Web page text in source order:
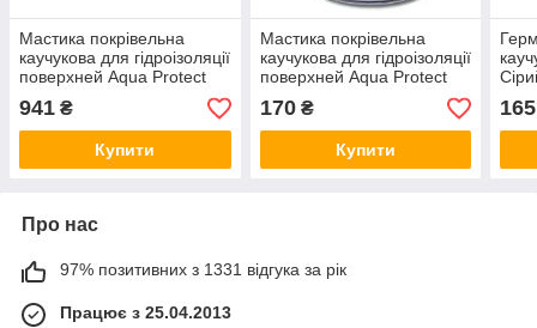
Мастика покрівельна
каучукова для гідроізоляції
поверхней Aqua Protect
5кг СТК Україна
941 ₴
Купити
Мастика покрівельна
каучукова для гідроізоляції
поверхней Aqua Protect
0,8кг СТК Україна
170₴
Купити
165
Про нас
97% позитивних з 1331 відгука за рік
Працює з 25.04.2013